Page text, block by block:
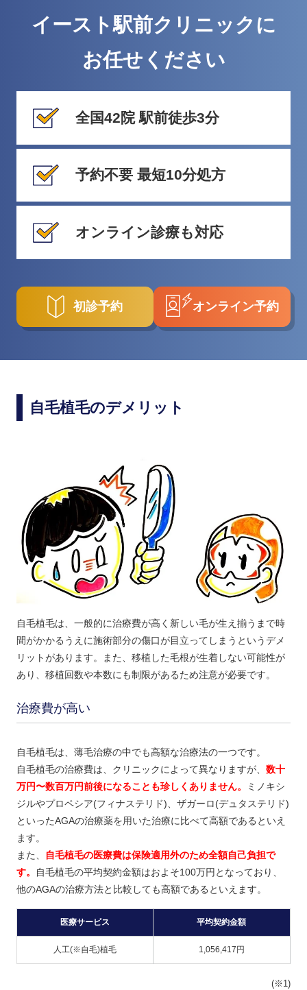
イースト駅前クリニックに
お任せください
全国42院 駅前徒歩3分
予約不要 最短10分処方
オンライン診療も対応
初診予約 オンライン予約
自毛植毛のデメリット
自毛植毛は、一般的に治療費が高く新しい毛が生え揃うまで時
間がかかるうえに施術部分の傷口が目立ってしまうというデメ
リットがあります。また、移植した毛根が生着しない可能性が
あり、移植回数や本数にも制限があるため注意が必要です。
治療費が高い
自毛植毛は、薄毛治療の中でも高額な治療法の一つです。
自毛植毛の治療費は、クリニックによって異なりますが、 数十
万円〜数百万円前後になることも珍しくありません。
ミノキシ
ジルやプロペシア(フィナステリド)、ザガーロ(デュタステリド)
といったAGAの治療薬を用いた治療に比べて高額であるといえ
ます。
また、
自毛植毛の医療費は保険適用外のため全額自己負担で
す。
自毛植毛の平均契約金額はおよそ100万円となっており、
他のAGAの治療方法と比較しても高額であるといえます。
医療サービス 平均契約金額
人工(※自毛)植毛 1,056,417円
(※1)